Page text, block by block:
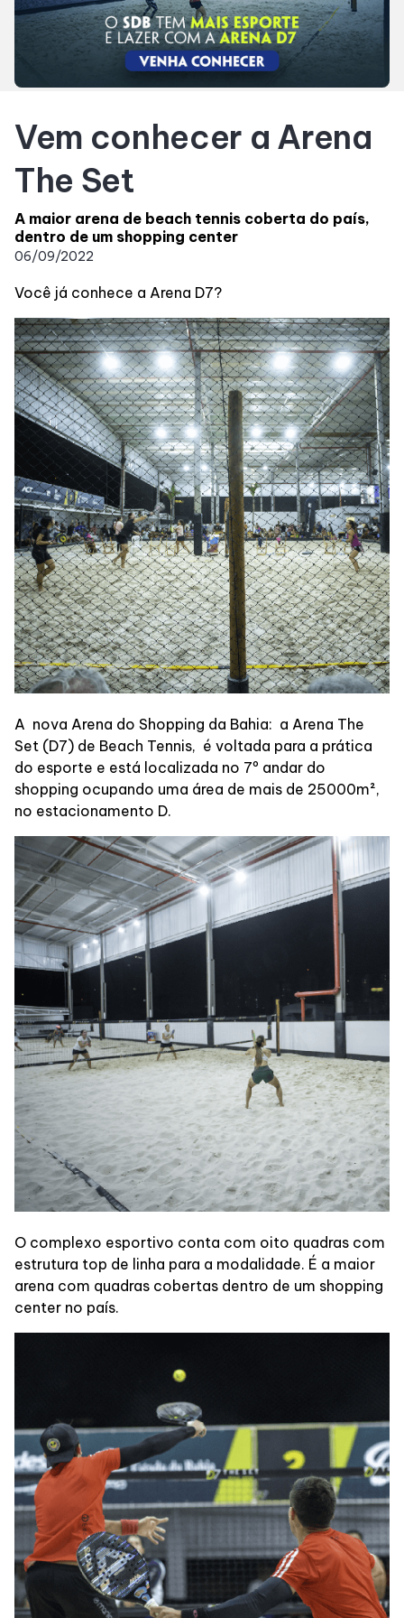
SDB Premium
Horários
Entretenimento
Eventos
Lojas e Restaurantes
Lojas
Alimentação
Compre Online
Programa de benefícios
Vem conhecer a Arena
The Set
A maior arena de beach tennis coberta do país,
dentro de um shopping center
06/09/2022
Você já conhece a Arena D7?
A nova Arena do Shopping da Bahia: a Arena The
Set (D7) de Beach Tennis, é voltada para a prática
do esporte e está localizada no 7º andar do
shopping ocupando uma área de mais de 25000m²,
no estacionamento D.
O complexo esportivo conta com oito quadras com
estrutura top de linha para a modalidade. É a maior
arena com quadras cobertas dentro de um shopping
center no país.